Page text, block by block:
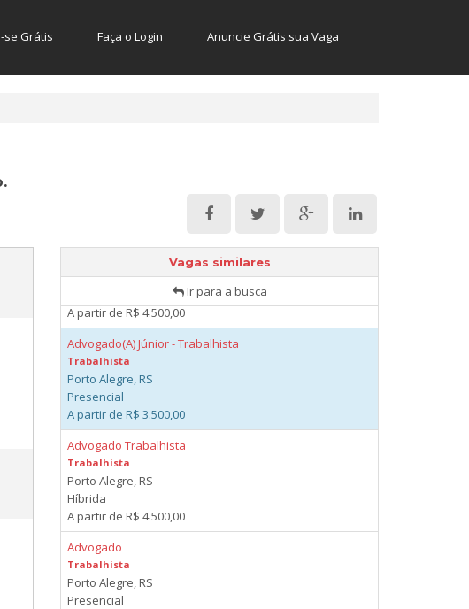
se Grátis Faça o Login Anuncie Grátis sua Vaga
Vagas similares
Ir para a busca
Porto Alegre, RS
A partir de R$ 4.500,00
Advogado(A) Júnior - Trabalhista
Trabalhista
Porto Alegre, RS
Presencial
A partir de R$ 3.500,00
Advogado Trabalhista
Trabalhista
Porto Alegre, RS
Híbrida
A partir de R$ 4.500,00
Advogado
Trabalhista
Porto Alegre, RS
Presencial